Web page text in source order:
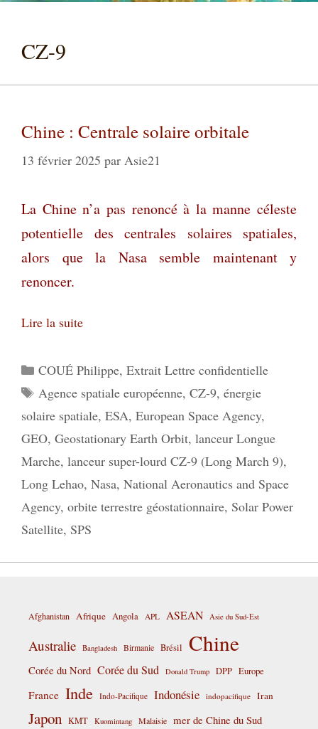
CZ-9
Chine : Centrale solaire orbitale
13 février 2025 par Asie21
La Chine n’a pas renoncé à la manne céleste
potentielle des centrales solaires spatiales,
alors que la Nasa semble maintenant y
renoncer.
Lire la suite
Catégories
COUÉ Philippe, Extrait Lettre confidentielle
Étiquettes
Agence spatiale européenne, CZ-9, énergie
solaire spatiale, ESA, European Space Agency,
GEO, Geostationary Earth Orbit, lanceur Longue
Marche, lanceur super-lourd CZ-9 (Long March 9),
Long Lehao, Nasa, National Aeronautics and Space
Agency, orbite terrestre géostationnaire, Solar Power
Satellite, SPS
Afghanistan Afrique Angola APL ASEAN Asie du Sud-Est
Australie Bangladesh Birmanie Brésil Chine
Corée du Nord Corée du Sud Donald Trump DPP Europe
France Inde Indo-Pacifique Indonésie indopacifique Iran
Japon KMT Kuomintang Malaisie mer de Chine du Sud